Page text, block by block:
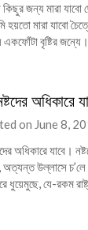
জন্য মারা
হয়তো মারা যাবো
একফোঁটা বৃষ্টির
অধিকারে
on June 8,
অধিকারে যাবে।
অত্যন্ত উল্লাসে
ধুয়েমুছে, যে-রকম